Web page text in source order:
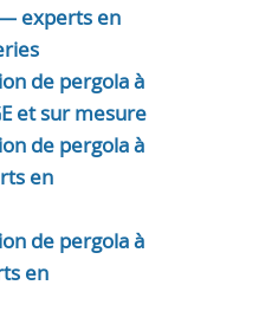
experts en
de pergola à
et sur mesure
de pergola à
en
de pergola à
en